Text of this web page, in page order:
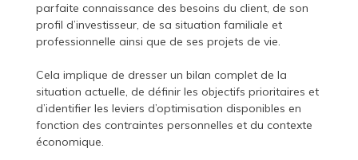
parfaite connaissance des besoins du client, de son
profil d’investisseur, de sa situation familiale et
professionnelle ainsi que de ses projets de vie.
Cela implique de dresser un bilan complet de la
situation actuelle, de définir les objectifs prioritaires et
d’identifier les leviers d’optimisation disponibles en
fonction des contraintes personnelles et du contexte
économique.